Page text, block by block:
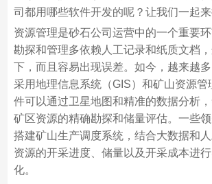
司都用哪些软件开发的呢？让我们一起来
资源管理是砂石公司运营中的一个重要
勘探和管理多依赖人工记录和纸质文档
下，而且容易出现误差。如今，越来越
采用地理信息系统（GIS）和矿山资源管
件可以通过卫星地图和精准的数据分析
矿区资源的精确勘探和储量评估。一些
搭建矿山生产调度系统，结合大数据和
资源的开采进度、储量以及开采成本进
化。